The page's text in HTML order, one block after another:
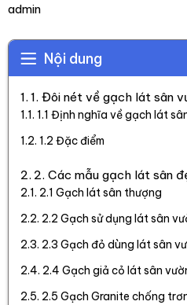
admin
Nội dung
1. Đôi nét về gạch lát sân
1.1 Định nghĩa về gạch lát
1.2 Đặc điểm
2. Các mẫu gạch lát sân
2.1 Gạch lát sân thượng
2.2 Gạch sử dụng lát sân
2.3 Gạch đỏ dùng lát sân
2.4 Gạch giả cỏ lát sân
2.5 Gạch Granite chống